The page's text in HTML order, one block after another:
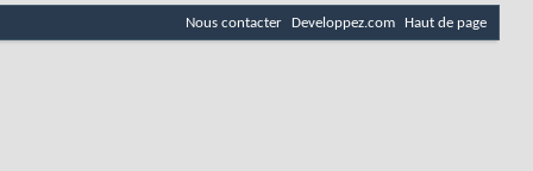
Nous contacter Developpez.com Haut de page